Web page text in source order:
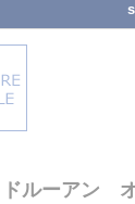
ドルーアン